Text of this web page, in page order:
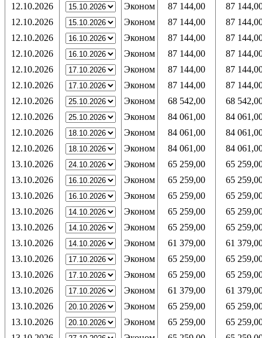
12.10.2026
Эконом 87 144,00
87
12.10.2026
Эконом 87 144,00
87
12.10.2026
Эконом 87 144,00
87
12.10.2026
Эконом 87 144,00
87
12.10.2026
Эконом 87 144,00
87
12.10.2026
Эконом 87 144,00
87
12.10.2026
Эконом 68 542,00
68
12.10.2026
Эконом 84 061,00
84
12.10.2026
Эконом 84 061,00
84
12.10.2026
Эконом 84 061,00
84
13.10.2026
Эконом 65 259,00
65
13.10.2026
Эконом 65 259,00
65
13.10.2026
Эконом 65 259,00
65
13.10.2026
Эконом 65 259,00
65
13.10.2026
Эконом 65 259,00
65
13.10.2026
Эконом 61 379,00
61
13.10.2026
Эконом 65 259,00
65
13.10.2026
Эконом 65 259,00
65
13.10.2026
Эконом 61 379,00
61
13.10.2026
Эконом 65 259,00
65
13.10.2026
Эконом 65 259,00
65